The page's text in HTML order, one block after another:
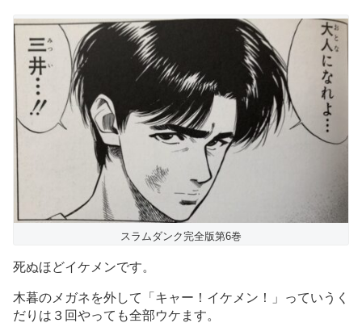
スラムダンク完全版第6巻
死ぬほどイケメンです。
木暮のメガネを外して「キャー！イケメン！」っていうく
だりは３回やっても全部ウケます。